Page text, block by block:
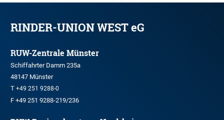
RINDER-UNION WEST eG
RUW-Zentrale Münster
Schiffahrter Damm 235a
48147 Münster
T +49 251 9288-0
F +49 251 9288-219/236